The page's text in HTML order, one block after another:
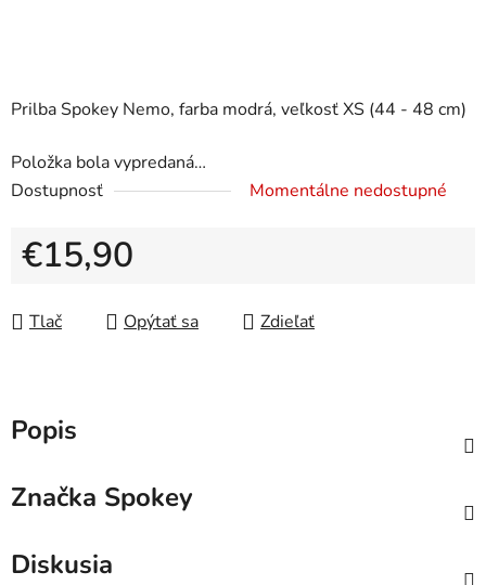
Prilba Spokey Nemo, farba modrá, veľkosť XS (44 - 48 cm)
Položka bola vypredaná…
Dostupnosť
Momentálne nedostupné
€15,90
Tlač
Opýtať sa Zdieľať
Popis
Značka Spokey
Diskusia